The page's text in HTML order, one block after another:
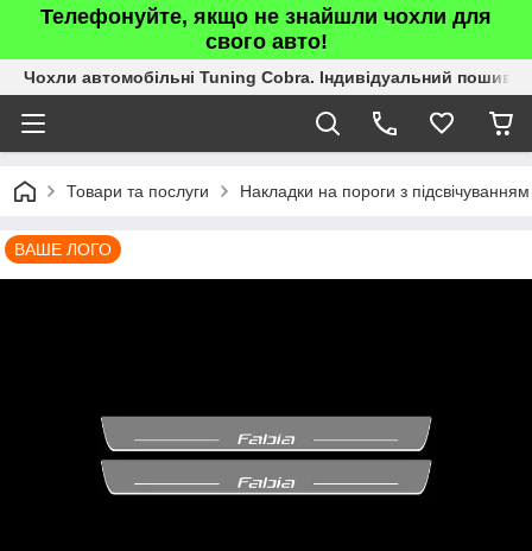
Телефонуйте, якщо не знайшли чохли для
свого авто!
Чохли автомобільні Tuning Cobra. Індивідуальний пошив.
Товари та послуги Накладки на пороги з підсвічуванням
ВАШЕ ЛОГО